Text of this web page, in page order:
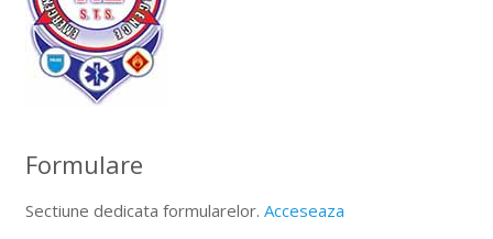
Formulare
Sectiune dedicata formularelor. Acceseaza